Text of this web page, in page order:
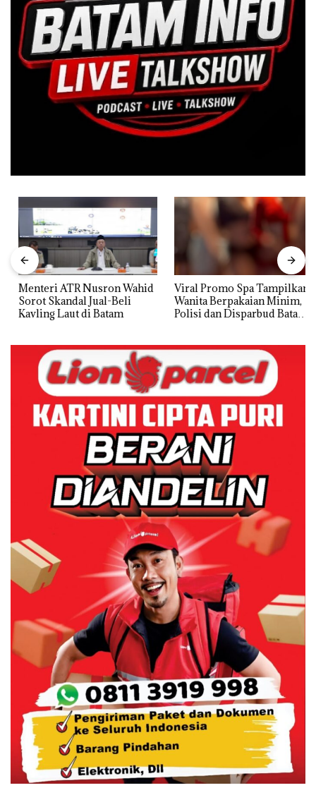
Menteri ATR Nusron Wahid
Sorot Skandal Jual-Beli
Kavling Laut di Batam
Viral Promo Spa Tampilkan
Wanita Berpakaian Minim,
Polisi dan Disparbud Batam